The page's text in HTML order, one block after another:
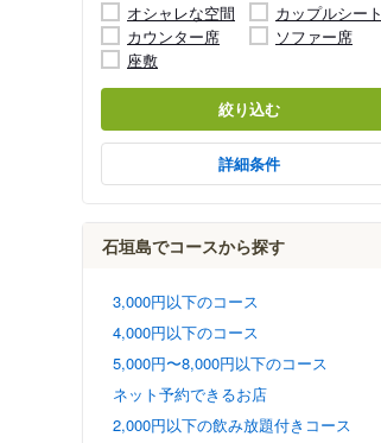
オシャレな空間
カップルシート
カウンター席
ソファー席
座敷
絞り込む
詳細条件
石垣島でコースから探す
3,000円以下のコース
4,000円以下のコース
5,000円〜8,000円以下のコース
ネット予約できるお店
2,000円以下の飲み放題付きコース